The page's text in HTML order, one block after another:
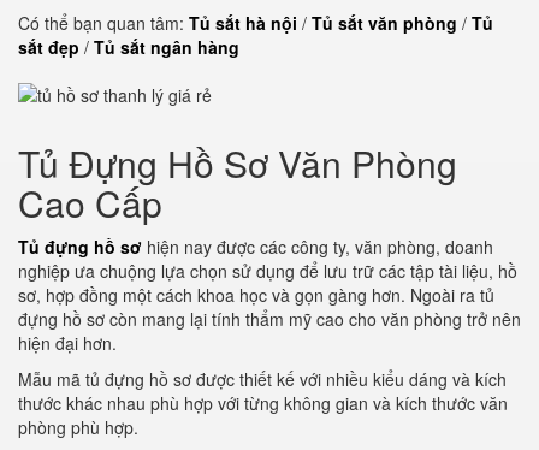
Có thể bạn quan tâm: Tủ sắt hà nội / Tủ sắt văn phòng / Tủ
sắt đẹp / Tủ sắt ngân hàng
Tủ Đựng Hồ Sơ Văn Phòng
Cao Cấp
Tủ đựng hồ sơ hiện nay được các công ty, văn phòng, doanh
nghiệp ưa chuộng lựa chọn sử dụng để lưu trữ các tập tài liệu, hồ
sơ, hợp đồng một cách khoa học và gọn gàng hơn. Ngoài ra tủ
đựng hồ sơ còn mang lại tính thẩm mỹ cao cho văn phòng trở nên
hiện đại hơn.
Mẫu mã tủ đựng hồ sơ được thiết kế với nhiều kiểu dáng và kích
thước khác nhau phù hợp với từng không gian và kích thước văn
phòng phù hợp.